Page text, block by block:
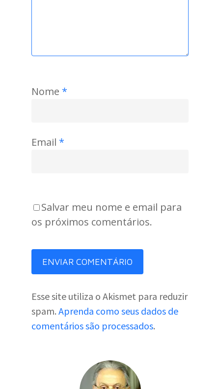
Nome *
Email *
Salvar meu nome e email para
os próximos comentários.
Esse site utiliza o Akismet para reduzir
spam. Aprenda como seus dados de
comentários são processados.